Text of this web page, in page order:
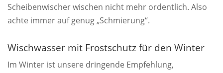
Scheibenwischer wischen nicht mehr ordentlich. Also
achte immer auf genug „Schmierung“.
Wischwasser mit Frostschutz für den Winter
Im Winter ist unsere dringende Empfehlung,